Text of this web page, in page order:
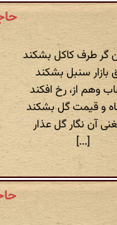
گر طرف کاکل بشکند
بازار سنبل بشکند
وهم از، رخ افکند
و قیمت گل بشکند
آن نگار گل عذار
[...]